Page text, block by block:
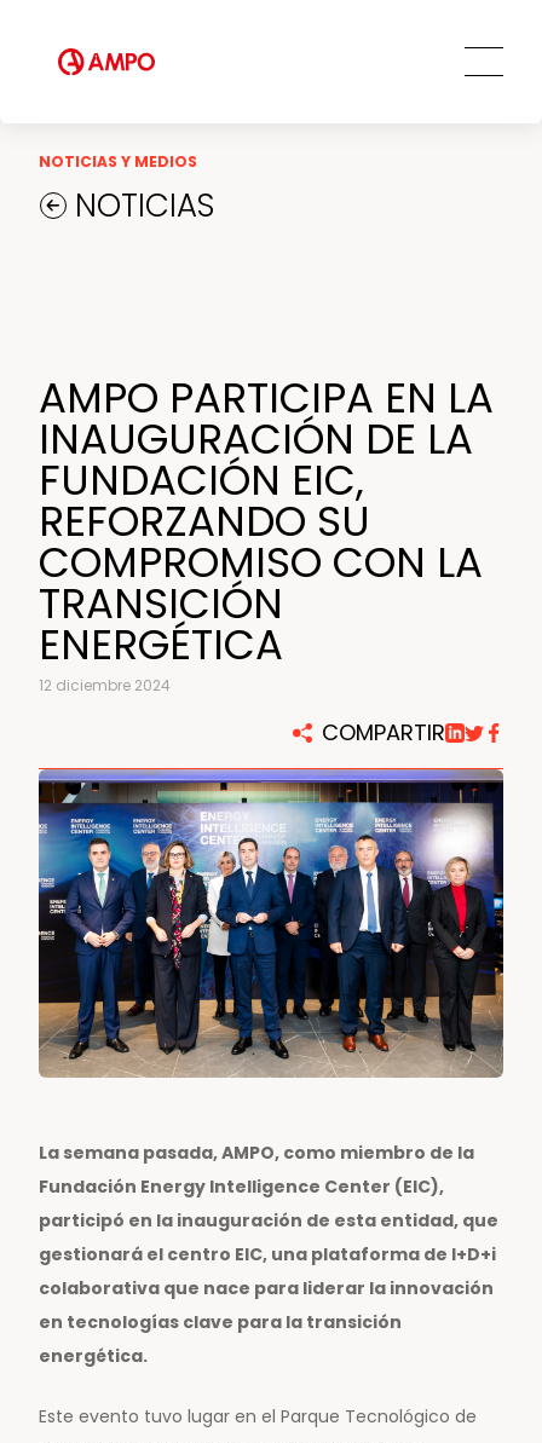
Servicio de repuestos
Servicios de mantenimiento
Centros de reparación y
NOTICIAS Y MEDIOS
NOTICIAS
AMPO PARTICIPA EN LA
INAUGURACIÓN DE LA
FUNDACIÓN EIC,
REFORZANDO SU
COMPROMISO CON LA
TRANSICIÓN
ENERGÉTICA
12 diciembre 2024
COMPARTIR
La semana pasada, AMPO, como miembro de la
Fundación Energy Intelligence Center (EIC),
participó en la inauguración de esta entidad, que
gestionará el centro EIC, una plataforma de I+D+i
colaborativa que nace para liderar la innovación
en tecnologías clave para la transición
energética.
Este evento tuvo lugar en el Parque Tecnológico de